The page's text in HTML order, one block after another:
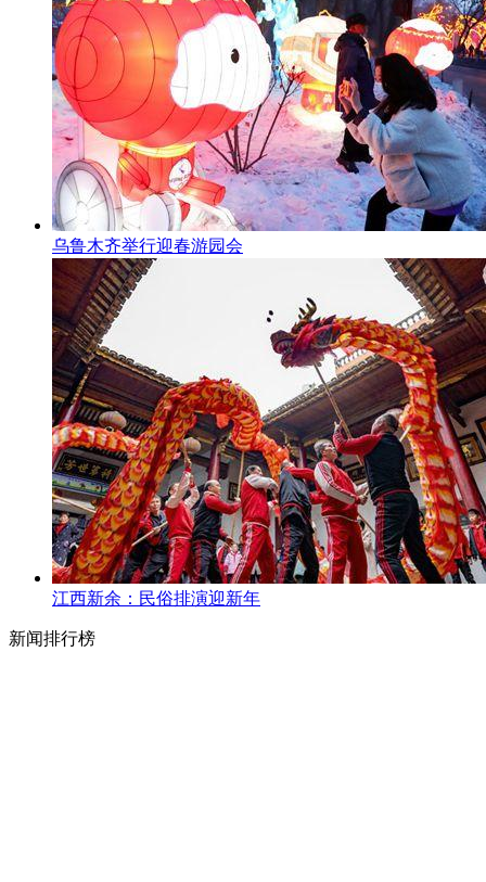
乌鲁木齐举行迎春游园会
江西新余：民俗排演迎新年
新闻排行榜